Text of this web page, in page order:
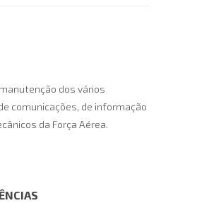
dos vários
comunicações, de informação
da Força Aérea.